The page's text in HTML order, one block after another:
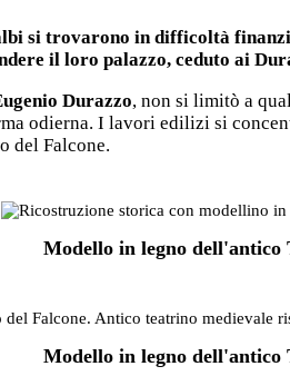
si trovarono in difficoltà
il loro palazzo, ceduto ai
Durazzo, non si limitò a
odierna. I lavori edilizi si
del Falcone.
Modello in legno dell'antico
Modello in legno dell'antico